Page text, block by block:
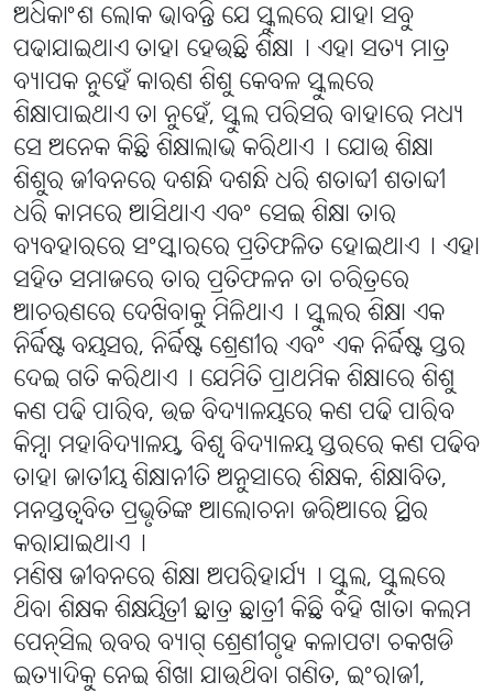
ଅଧିକାଂଶ ଲୋକ ଭାବନ୍ତି ଯେ ସ୍କୁଲରେ ଯାହା ସବୁ
ପଢାଯାଇଥାଏ ତାହା ହେଉଛି ଶିକ୍ଷା୤ ଏହା ସତ୍ୟ ମାତ୍ର
ବ୍ୟାପକ ନୁହେଁ କାରଣ ଶିଶୁ କେବଳ ସ୍କୁଲରେ
ଶିକ୍ଷାପାଇଥାଏ ତା ନୁହେଁ, ସ୍କୁଲ ପରିସର ବାହାରେ ମଧ୍ୟ
ସେ ଅନେକ କିଛି ଶିକ୍ଷାଲାଭ କରିଥାଏ୤ ଯୋଉ ଶିକ୍ଷା
ଶିଶୁର ଜୀବନରେ ଦଶନ୍ଧି ଦଶନ୍ଧି ଧରି ଶତାବ୍ଦୀ ଶତାବ୍ଦୀ
ଧରି କାମରେ ଆସିଥାଏ ଏବଂ ସେଇ ଶିକ୍ଷା ତାର
ବ୍ୟବହାରରେ ସଂସ୍କାରରେ ପ୍ରତିଫଳିତ ହୋଇଥାଏ୤ ଏହା
ସହିତ ସମାଜରେ ତାର ପ୍ରତିଫଳନ ତା ଚରିତ୍ରରେ
ଆଚରଣରେ ଦେଖିବାକୁ ମିଳିଥାଏ୤ ସ୍କୁଲର ଶିକ୍ଷା ଏକ
ନିର୍ବ୍ଦିଷ୍ଟ ବୟସର, ନିର୍ବ୍ଦିଷ୍ଟ ଶ୍ରେଣୀର ଏବଂ ଏକ ନିର୍ବ୍ଦିଷ୍ଟ ସ୍ତର
ଦେଇ ଗତି କରିଥାଏ୤ ଯେମିତି ପ୍ରାଥମିକ ଶିକ୍ଷାରେ ଶିଶୁ
କଣ ପଢି ପାରିବ, ଉଚ୍ଚ ବିଦ୍ୟାଳୟରେ କଣ ପଢି ପାରିବ
କିମ୍ବା ମହାବିଦ୍ୟାଳୟ, ବିଶ୍ୱ ବିଦ୍ୟାଳୟ ସ୍ତରରେ କଣ ପଢିବ
ତାହା ଜାତୀୟ ଶିକ୍ଷାନୀତି ଅନୁସାରେ ଶିକ୍ଷକ, ଶିକ୍ଷାବିତ,
ମନସ୍ତତ୍ୱବିତ ପ୍ରଭୃତିଙ୍କ ଆଲୋଚନା ଜରିଆରେ ସ୍ଥିର
କରାଯାଇଥାଏ୤
ମଣିଷ ଜୀବନରେ ଶିକ୍ଷା ଅପରିହାର୍ଯ୍ୟ୤ ସ୍କୁଲ, ସ୍କୁଲରେ
ଥିବା ଶିକ୍ଷକ ଶିକ୍ଷୟିତ୍ରୀ ଛାତ୍ର ଛାତ୍ରୀ କିଛି ବହି ଖାତା କଲମ
ପେନ୍ସିଲ ରବର ବ୍ୟାଗ୍ ଶ୍ରେଣୀଗୃହ କଳାପଟା ଚକଖଡି
ଇତ୍ୟାଦିକୁ ନେଇ ଶିଖା ଯାଉଥିବା ଗଣିତ, ଇଂରାଜୀ,